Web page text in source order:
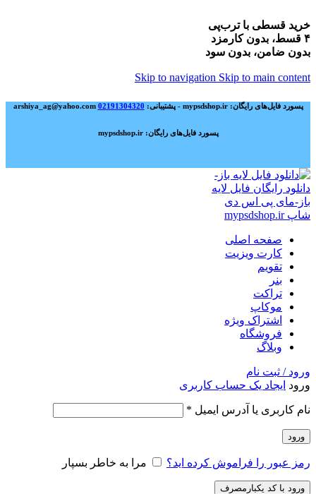
خرید قسطی با ترب‌پی
۴ قسط، بدون کارمزد
بدون ضامن، بدون سود
Skip to navigation Skip to main content
پسورد فایل‌های رایگان: mypsdshop.ir - پشتیبانی: arshiya_ag@yahoo.com 02191304320
پسورد فایل‌های رایگان: mypsdshop.ir
صفحه اصلی
کارت ویزیت
تقویم
بنر
تراکت
موکاپ
اشتراک ویژه
فروشگاه
وبلاگ
ورود / ثبت نام
ورود ایجاد یک حساب کاربری
نام کاربری یا آدرس ایمیل *
ورود
رمز عبور را فراموش کرده اید؟ مرا به خاطر بسپار
ورود با کد یکبارمصرف